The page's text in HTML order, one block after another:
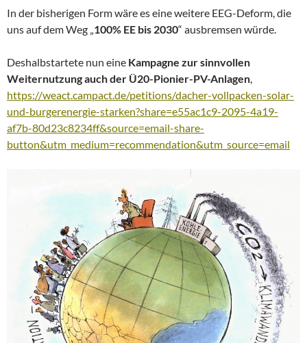
In der bisherigen Form wäre es eine weitere EEG-Deform, die
uns auf dem Weg „100% EE bis 2030“ ausbremsen würde.
Deshalbstartete nun eine Kampagne zur sinnvollen
Weiternutzung auch der Ü20-Pionier-PV-Anlagen,
https://weact.campact.de/petitions/dacher-vollpacken-solar-
und-burgerenergie-starken?share=e55ac1c9-2095-4a19-
af7b-80d23c8234ff&source=email-share-
button&utm_medium=recommendation&utm_source=email